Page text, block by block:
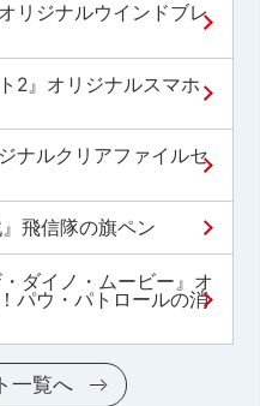
リジナルウインドブレ
2』オリジナルスマホ
ナルクリアファイルセ
飛信隊の旗ペン
ダイノ・ムービー』オ
パウ・パトロールの消
一覧へ